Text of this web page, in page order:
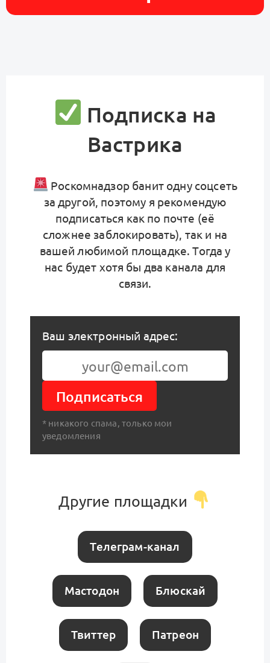
Подписка на
Вастрика
Роскомнадзор банит одну соцсеть
за другой, поэтому я рекомендую
подписаться как по почте (её
сложнее заблокировать), так и на
вашей любимой площадке. Тогда у
нас будет хотя бы два канала для
связи.
Ваш электронный адрес:
Подписаться
* никакого спама, только мои
уведомления
Другие площадки
Телеграм-канал
Мастодон Блюскай
Твиттер Патреон